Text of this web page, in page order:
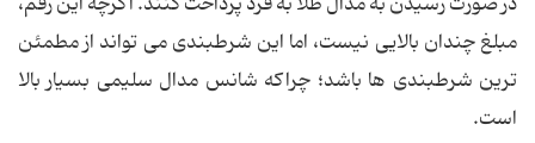
مبلغ چندان بالایی نیست، اما این شرطبندی می تواند از مطمئن
ترین شرطبندی ها باشد؛ چراکه شانس مدال سلیمی بسیار بالا
است.